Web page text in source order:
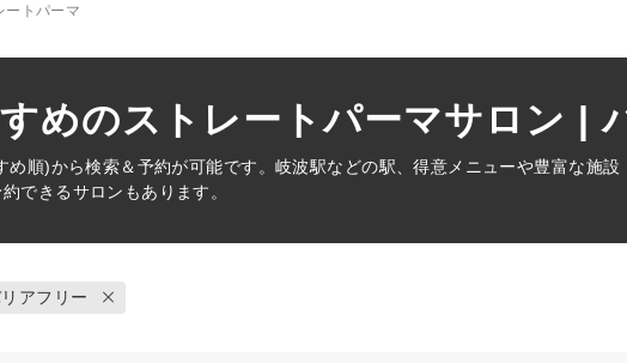
ートパーマ
めのストレートパーマサロン |
め順)から検索＆予約が可能です。岐波駅などの駅、得意メニューや豊富な施設
できるサロンもあります。
アフリー